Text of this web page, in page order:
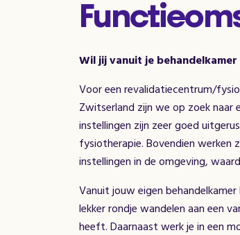
Wil jij vanuit je
Voor een revalidatiecentrum/
Zwitserland zijn we op zoek
instellingen zijn zeer goed
fysiotherapie. Bovendien werken
instellingen in de omgeving,
Vanuit jouw eigen
lekker rondje wandelen aan een
heeft. Daarnaast werk je in een